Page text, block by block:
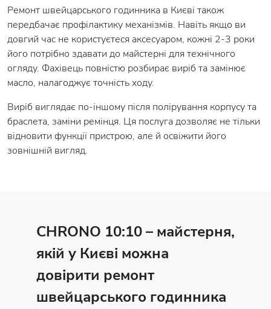
Ремонт швейцарського годинника в Києві також
передбачає профілактику механізмів. Навіть якщо ви
довгий час не користуєтеся аксесуаром, кожні 2-3 роки
його потрібно здавати до майстерні для технічного
огляду. Фахівець повністю розбирає виріб та замінює
масло, налагоджує точність ходу.
Виріб виглядає по-іншому після полірування корпусу та
браслета, заміни ремінця. Ця послуга дозволяє не тільки
відновити функції пристрою, але й освіжити його
зовнішній вигляд.
CHRONO 10:10 – майстерня,
якій у Києві можна
довірити ремонт
швейцарського годинника